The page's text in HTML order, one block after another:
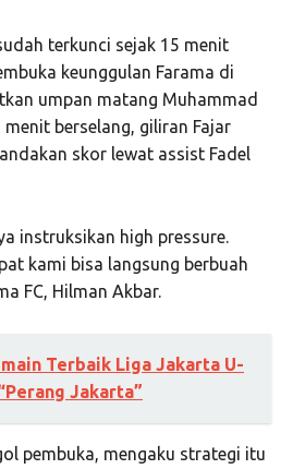
terkunci sejak 15 menit
keunggulan Farama di
umpan matang Muhammad
menit berselang, giliran Fajar
skor lewat assist Fadel
instruksikan high pressure.
kami bisa langsung berbuah
FC, Hilman Akbar.
Terbaik Liga Jakarta U-
Jakarta”
pembuka, mengaku strategi itu